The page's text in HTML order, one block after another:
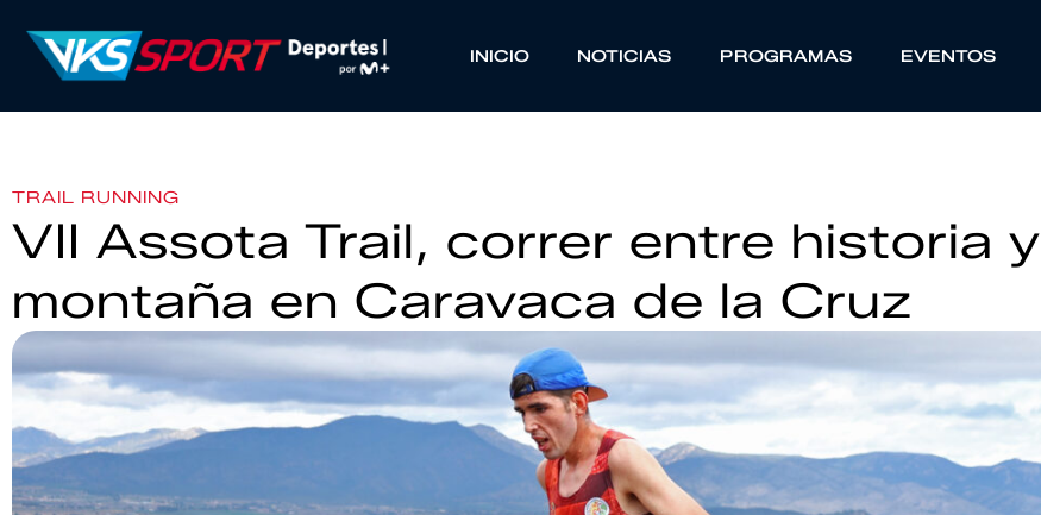
INICIO NOTICIAS PROGRAMAS EVENTOS
TRAIL RUNNING
VII Assota Trail, correr entre historia y
montaña en Caravaca de la Cruz